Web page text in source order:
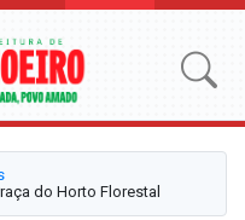
do Horto Florestal